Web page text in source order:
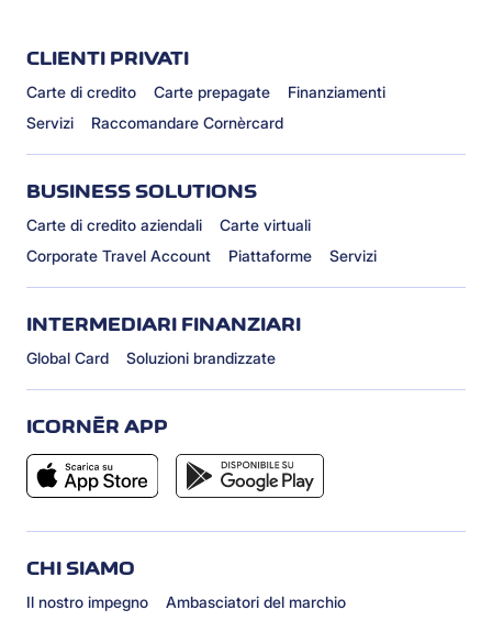
CLIENTI PRIVATI
Carte di credito Carte prepagate
Finanziamenti
Servizi
Raccomandare Cornèrcard
BUSINESS SOLUTIONS
Carte di credito aziendali
Carte virtuali
Corporate Travel Account
Piattaforme Servizi
INTERMEDIARI FINANZIARI
Global Card Soluzioni brandizzate
ICORNÈR APP
CHI SIAMO
Il nostro impegno
Ambasciatori del marchio